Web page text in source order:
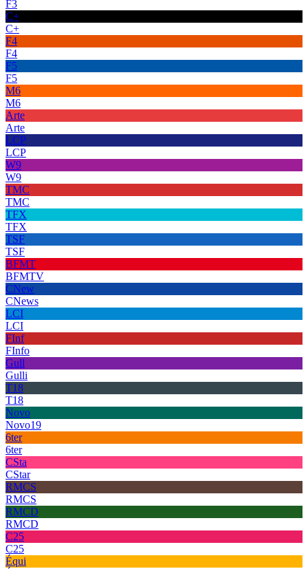
F3
C+
C+
F4
F4
F5
F5
M6
M6
Arte
Arte
LCP
LCP
W9
W9
TMC
TMC
TFX
TFX
TSF
TSF
BFMT
BFMTV
CNew
CNews
LCI
LCI
FInf
FInfo
Gull
Gulli
T18
T18
Novo
Novo19
6ter
6ter
CSta
CStar
RMCS
RMCS
RMCD
RMCD
C25
C25
Équi